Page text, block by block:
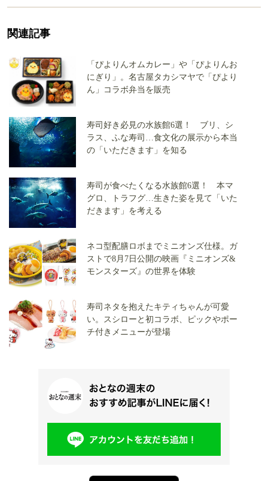
関連記事
「ぴよりんオムカレー」や「ぴよりんお
にぎり」。名古屋タカシマヤで「ぴより
ん」コラボ弁当を販売
寿司好き必見の水族館6選！ ブリ、シ
ラス、ふな寿司…食文化の展示から本当
の「いただきます」を知る
寿司が食べたくなる水族館6選！ 本マ
グロ、トラフグ…生きた姿を見て「いた
だきます」を考える
ネコ型配膳ロボまでミニオンズ仕様。ガ
ストで8月7日公開の映画『ミニオンズ&
モンスターズ』の世界を体験
寿司ネタを抱えたキティちゃんが可愛
い。スシローと初コラボ、ピックやポー
チ付きメニューが登場